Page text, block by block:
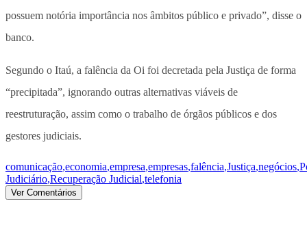
possuem notória importância nos âmbitos público e privado”, disse o
banco.
Segundo o Itaú, a falência da Oi foi decretada pela Justiça de forma
“precipitada”, ignorando outras alternativas viáveis de
reestruturação, assim como o trabalho de órgãos públicos e dos
gestores judiciais.
comunicação,economia,empresa,empresas,falência,Justiça,negócios,
Judiciário,Recuperação Judicial,telefonia
Ver Comentários